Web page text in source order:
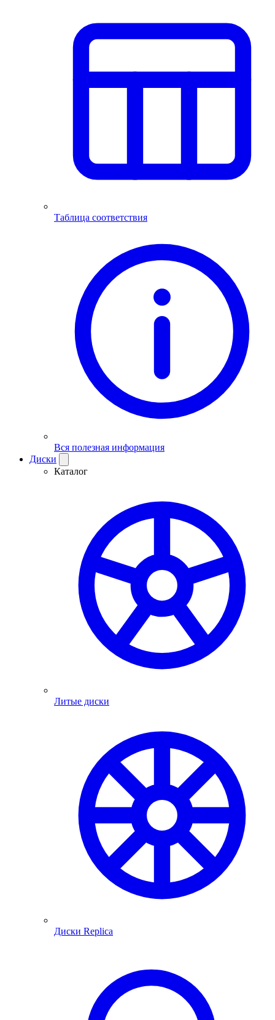
Таблица соответствия
Вся полезная информация
Диски
Каталог
Литые диски
Диски Replica